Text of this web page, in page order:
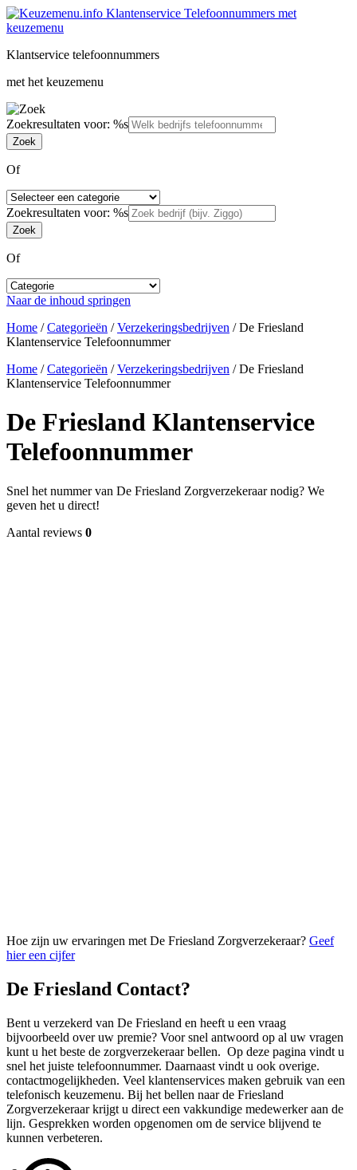
Klantservice telefoonnummers
met het keuzemenu
Zoekresultaten voor: %s
Of
Zoekresultaten voor: %s
Of
Naar de inhoud springen
Home /Categorieën /Verzekeringsbedrijven /De Friesland
Klantenservice Telefoonnummer
Home /Categorieën /Verzekeringsbedrijven /De Friesland
Klantenservice Telefoonnummer
De Friesland Klantenservice
Telefoonnummer
Snel het nummer van De Friesland Zorgverzekeraar nodig? We
geven het u direct!
Aantal reviews 0
Hoe zijn uw ervaringen met De Friesland Zorgverzekeraar? Geef
hier een cijfer
De Friesland Contact?
Bent u verzekerd van De Friesland en heeft u een vraag
bijvoorbeeld over uw premie? Voor snel antwoord op al uw vragen
kunt u het beste de zorgverzekeraar bellen. Op deze pagina vindt u
snel het juiste telefoonnummer. Daarnaast vindt u ook overige.
contactmogelijkheden. Veel klantenservices maken gebruik van een
telefonisch keuzemenu. Bij het bellen naar de Friesland
Zorgverzekeraar krijgt u direct een vakkundige medewerker aan de
lijn. Gesprekken worden opgenomen om de service blijvend te
kunnen verbeteren.